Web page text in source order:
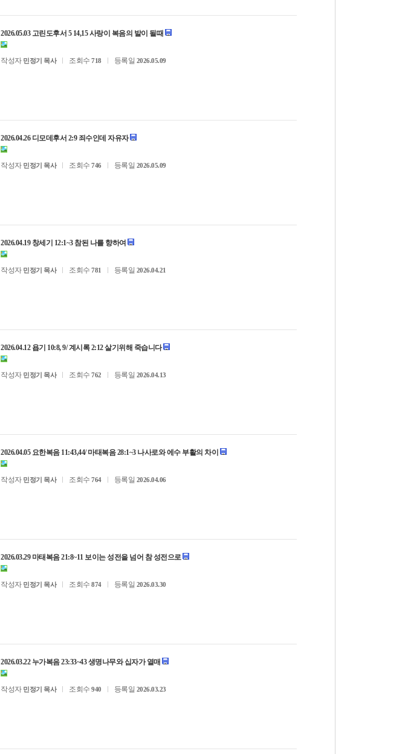
2026.05.03 고린도후서 5 14,15 사랑이 복음의 발이 될때
작성자 민정기 목사 조회수 718 등록일 2026.05.09
2026.04.26 디모데후서 2:9 죄수인데 자유자
작성자 민정기 목사 조회수 746 등록일 2026.05.09
2026.04.19 창세기 12:1~3 참된 나를 향하여
작성자 민정기 목사 조회수 781 등록일 2026.04.21
2026.04.12 욥기 10:8, 9/ 계시록 2:12 살기위해 죽습니다
작성자 민정기 목사 조회수 762 등록일 2026.04.13
2026.04.05 요한복음 11:43,44/ 마태복음 28:1~3 나사로와 에수 부활의 차이
작성자 민정기 목사 조회수 764 등록일 2026.04.06
2026.03.29 마태복음 21:8~11 보이는 성전을 넘어 참 성전으로
작성자 민정기 목사 조회수 874 등록일 2026.03.30
2026.03.22 누가복음 23:33~43 생명나무와 십자가 열매
작성자 민정기 목사 조회수 940 등록일 2026.03.23